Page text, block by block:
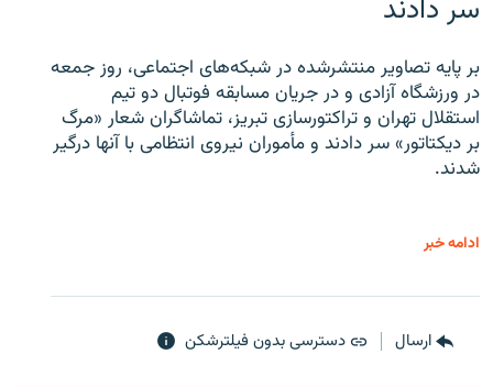
سر دادند
بر پایه تصاویر منتشرشده در شبکه‌های اجتماعی، روز جمعه
در ورزشگاه آزادی و در جریان مسابقه فوتبال دو تیم
استقلال تهران و تراکتورسازی تبریز، تماشاگران شعار «مرگ
بر دیکتاتور» سر دادند و مأموران نیروی انتظامی با آنها درگیر
شدند.
ادامه خبر
ارسال دسترسی بدون فیلترشکن